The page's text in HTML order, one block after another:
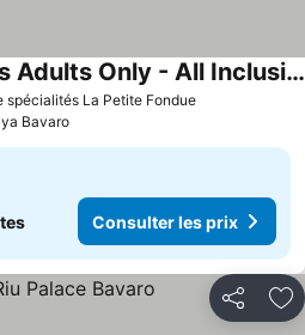
spécialités La Petite FondueConsulter
Punta Cana Princess Adults Only - All Inclusive
Bavaro
Consulter les prix
Partager